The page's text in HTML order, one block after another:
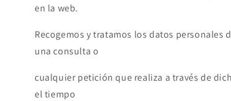
en la web.
Recogemos y tratamos los datos
una consulta o
cualquier petición que realiza a través de
el tiempo